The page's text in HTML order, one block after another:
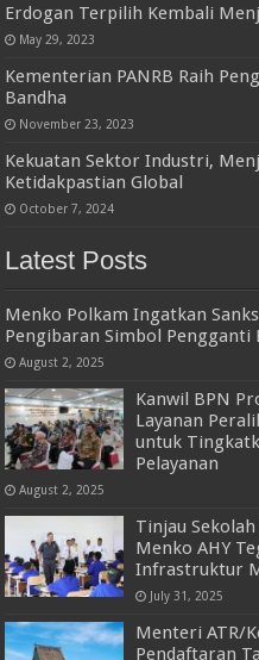
Erdogan Terpilih Kembali
May 29, 2023
Kementerian PANRB Raih
Bandha
November 23, 2023
Kekuatan Sektor Industri,
Ketidakpastian Global
October 7, 2024
Latest Posts
Menko Polkam Ingatkan
Pengibaran Simbol Pengganti
August 2, 2025
Kanwil BPN
Layanan
untuk
Pelayanan
August 2, 2025
Tinjau
Menko AHY
Infrastruktur
July 31, 2025
Menteri ATR/
Pendaftaran